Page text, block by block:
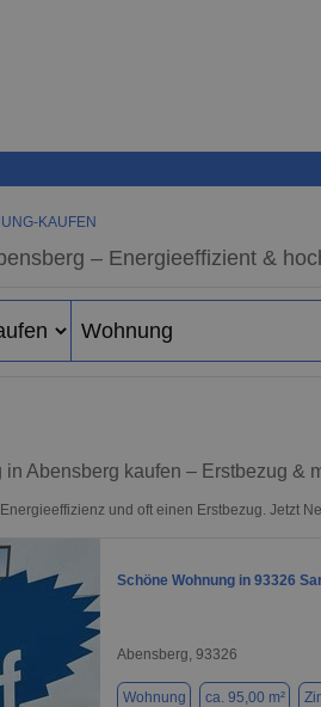
KAUFEN
– Energieeffizient &
Abensberg kaufen – Erstbezug &
und oft einen Erstbezug. Jetzt
Schöne Wohnung in 93326
Abensberg, 93326
Wohnung ca. 95,00 m²